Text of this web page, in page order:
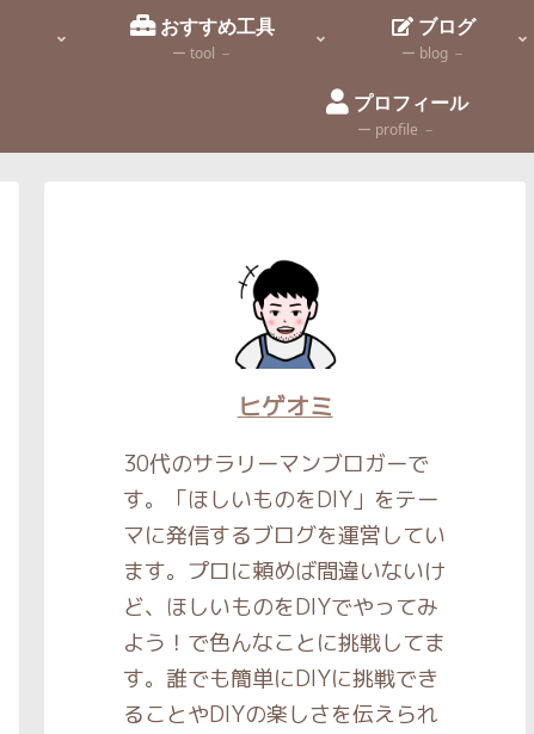
おすすめ工具
ー tool －
ブログ
ー blog －
プロフィール
ー profile －
ヒゲオミ
30代のサラリーマンブロガーで
す。「ほしいものをDIY」をテー
マに発信するブログを運営してい
ます。プロに頼めば間違いないけ
ど、ほしいものをDIYでやってみ
よう！で色んなことに挑戦してま
す。誰でも簡単にDIYに挑戦でき
ることやDIYの楽しさを伝えられ